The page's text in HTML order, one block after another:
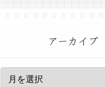
アーカイブ